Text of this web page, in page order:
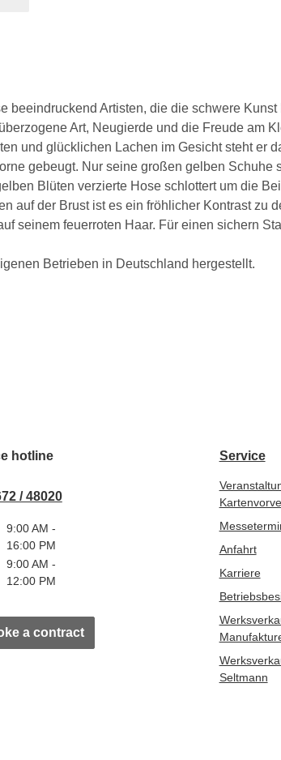
Artisten, die die schwere
Art, Neugierde und die Freude am
und glücklichen Lachen im Gesicht steht er
gebeugt. Nur seine großen gelben
Blüten verzierte Hose schlottert um die
auf der Brust ist es ein fröhlicher Kontrast zu
seinem feuerroten Haar. Für einen sichern
Betrieben in Deutschland hergestellt.
hotline
/ 48020
9:00 AM -
16:00 PM
9:00 AM -
12:00 PM
a contract
Service
Anfahrt
Karriere
Seltmann